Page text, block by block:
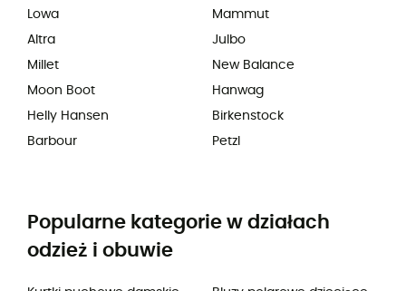
Lowa
Altra
Millet
Moon Boot
Helly Hansen
Barbour
Mammut
Julbo
New Balance
Hanwag
Birkenstock
Petzl
Popularne kategorie w działach
odzież i obuwie